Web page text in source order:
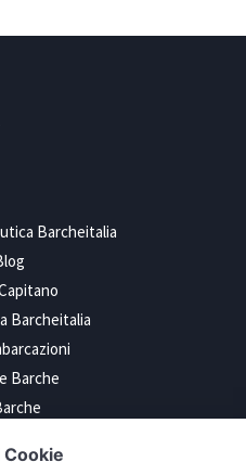
Barcheitalia
Barcheitalia
Barche